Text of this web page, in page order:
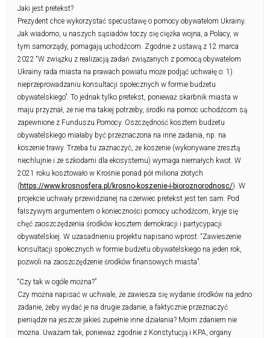
Jaki jest pretekst?
Prezydent chce wykorzystać specustawę o pomocy obywatelom Ukrainy.
Jak wiadomo, u naszych sąsiadów toczy się ciężka wojna, a Polacy, w
tym samorządy, pomagają uchodźcom. Zgodnie z ustawą z 12 marca
2022 “W związku z realizacją zadań związanych z pomocą obywatelom
Ukrainy rada miasta na prawach powiatu może podjąć uchwałę o: 1)
nieprzeprowadzaniu konsultacji społecznych w formie budżetu
obywatelskiego”. To jednak tylko pretekst, ponieważ skarbnik miasta w
maju przyznał, że nie ma takiej potrzeby, środki na pomoc uchodźcom są
zapewnione z Funduszu Pomocy. Oszczędność kosztem budżetu
obywatelskiego miałaby być przeznaczona na inne zadania, np. na
koszenie trawy. Trzeba tu zaznaczyć, że koszenie (wykonywane zresztą
niechlujnie i ze szkodami dla ekosystemu) wymaga niemałych kwot. W
2021 roku kosztowało w Krośnie ponad pół miliona złotych
( https://www.krosnosfera.pl/krosno-koszenie-i-bioroznorodnosc/). W
projekcie uchwały przewidzianej na czerwiec pretekst jest ten sam. Pod
fałszywym argumentem o konieczności pomocy uchodźcom, kryje się
chęć zaoszczędzenia środków kosztem demokracji i partycypacji
obywatelskiej. W uzasadnieniu projektu napisano wprost: “Zawieszenie
konsultacji społecznych w formie budżetu obywatelskiego na jeden rok,
pozwoli na zaoszczędzenie środków finansowych miasta”.
“Czy tak w ogóle można?”
Czy można napisać w uchwale, że zawiesza się wydanie środków na jedno
zadanie, żeby wydać je na drugie zadanie, a faktycznie przeznaczyć
pieniądze na jeszcze jakieś zupełnie inne działania? Moim zdaniem nie
można. Uważam tak, ponieważ zgodnie z Konstytucją i KPA, organy